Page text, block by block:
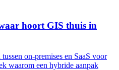
hoort GIS thuis in
on-premises en SaaS voor
waarom een hybride aanpak